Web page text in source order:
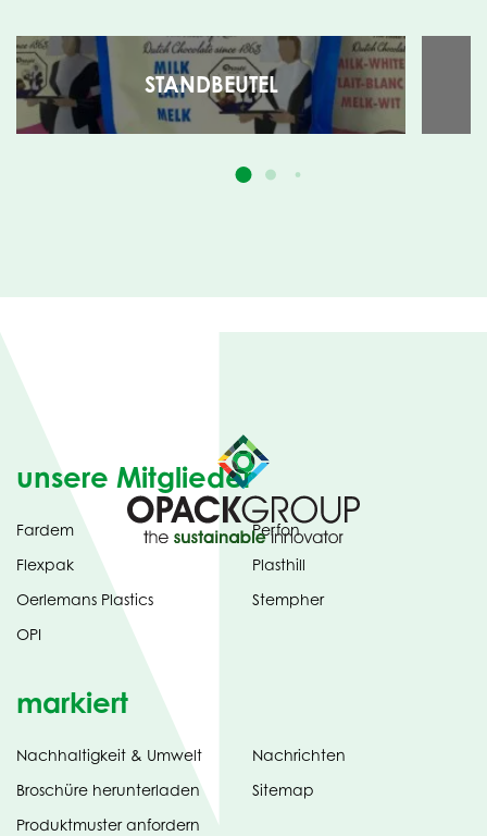
STANDBEUTEL
unsere Mitglieder
Fardem
Flexpak
Oerlemans Plastics
OPI
Perfon
Plasthill
Stempher
markiert
Nachhaltigkeit & Umwelt
Broschüre herunterladen(opens
in
new
Produktmuster anfordern
Nachrichten
Sitemap